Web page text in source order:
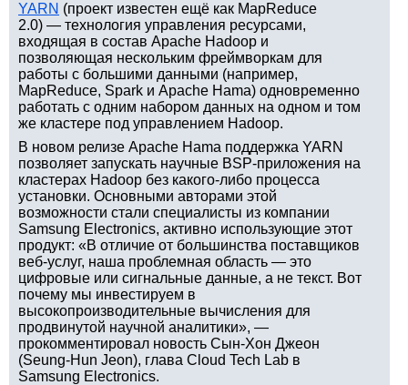
YARN (проект известен ещё как MapReduce
2.0) — технология управления ресурсами,
входящая в состав Apache Hadoop и
позволяющая нескольким фреймворкам для
работы с большими данными (например,
MapReduce, Spark и Apache Hama) одновременно
работать с одним набором данных на одном и том
же кластере под управлением Hadoop.
В новом релизе Apache Hama поддержка YARN
позволяет запускать научные BSP-приложения на
кластерах Hadoop без какого-либо процесса
установки. Основными авторами этой
возможности стали специалисты из компании
Samsung Electronics, активно использующие этот
продукт: «В отличие от большинства поставщиков
веб-услуг, наша проблемная область — это
цифровые или сигнальные данные, а не текст. Вот
почему мы инвестируем в
высокопроизводительные вычисления для
продвинутой научной аналитики», —
прокомментировал новость Сын-Хон Джеон
(Seung-Hun Jeon), глава Cloud Tech Lab в
Samsung Electronics.